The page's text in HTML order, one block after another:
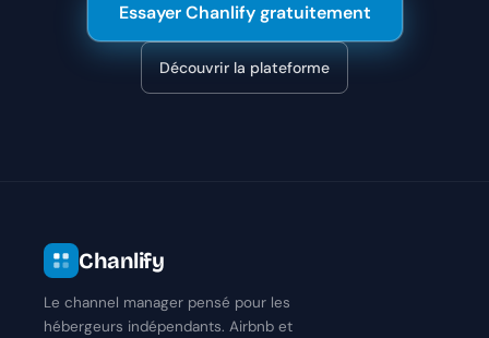
Essayer Chanlify gratuitement
Découvrir la plateforme
Chanlify
Le channel manager pensé pour les
hébergeurs indépendants. Airbnb et